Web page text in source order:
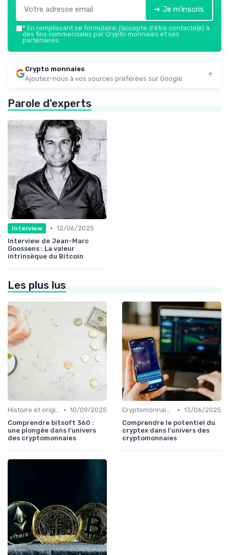
➔ Je m'inscris
* En remplissant ce formulaire, j’accepte d’être contacté(e) à
des fins commerciales par Crypto monnaies et ses
partenaires.
Crypto monnaies
Ajoutez-nous à vos sources préférées sur Google
Parole d'experts
Interview • 12/06/2025
Interview de Jean-Marc
Goossens : La valeur
intrinsèque du Bitcoin
Les plus lus
Histoire et origines des cryptomonnaies • 10/09/2025
Comprendre bitsoft 360 :
une plongée dans l'univers
des cryptomonnaies
Cryptomonnaies populaires • 13/06/2025
Comprendre le potentiel du
cryptex dans l'univers des
cryptomonnaies